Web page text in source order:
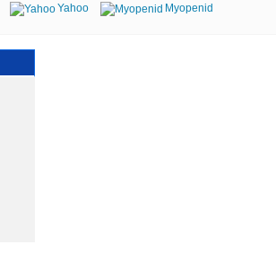
Yahoo Myopenid